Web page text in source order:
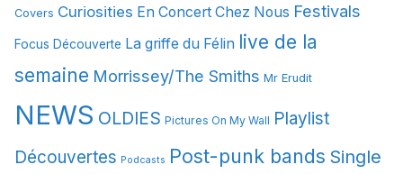
e
Covers Curiosities En Concert Chez Nous Festivals
Focus Découverte La griffe du Félin live de la
semaine Morrissey/The Smiths Mr Erudit
NEWS OLDIES Pictures On My Wall Playlist
Découvertes Podcasts Post-punk bands Single